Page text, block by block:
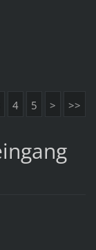
4 5 > >>